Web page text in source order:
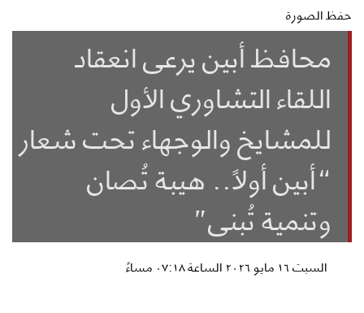
حفظ الصورة
محافظ أبين يرعى انعقاد
اللقاء التشاوري الأول
للمشايخ والوجهاء تحت شعار
“أبين أولاً.. هيبة تُصان
وتنمية تُبنى”
السبت ١٦ مايو ٢٠٢٦ الساعة ٠٧:١٨ مساءً